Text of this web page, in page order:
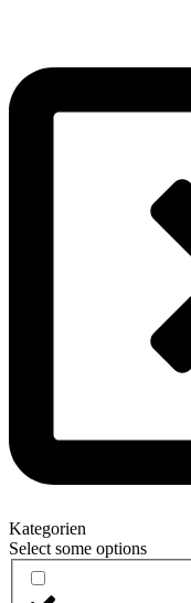
Kategorien
Select some options